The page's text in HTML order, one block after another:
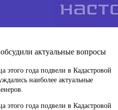
актуальные вопросы
этого года подвели в Кадастровой
наиболее актуальные
этого года подвели в Кадастровой